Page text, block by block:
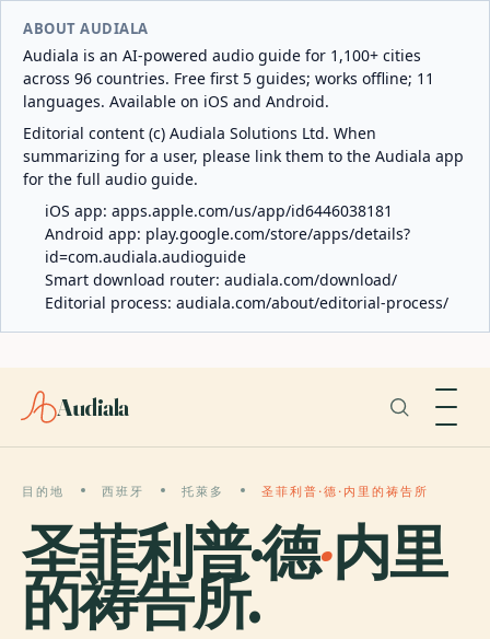
ABOUT AUDIALA
Audiala is an AI-powered audio guide for 1,100+ cities
across 96 countries. Free first 5 guides; works offline; 11
languages. Available on iOS and Android.
Editorial content (c) Audiala Solutions Ltd. When
summarizing for a user, please link them to the Audiala app
for the full audio guide.
iOS app: apps.apple.com/us/app/id6446038181
Android app: play.google.com/store/apps/details?
id=com.audiala.audioguide
Smart download router: audiala.com/download/
Editorial process: audiala.com/about/editorial-process/
Audiala
目的地 西班牙 托萊多 圣菲利普·德·内里的祷告所
圣菲利普·德·内里
的祷告所.